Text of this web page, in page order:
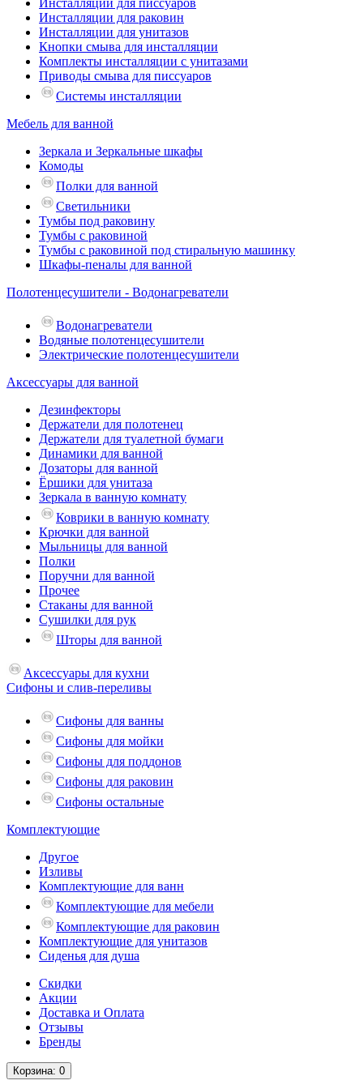
Инсталляции для писсуаров
Инсталляции для раковин
Инсталляции для унитазов
Кнопки смыва для инсталляции
Комплекты инсталляции с унитазами
Приводы смыва для писсуаров
Системы инсталляции
Мебель для ванной
Зеркала и Зеркальные шкафы
Комоды
Полки для ванной
Светильники
Тумбы под раковину
Тумбы с раковиной
Тумбы с раковиной под стиральную машинку
Шкафы-пеналы для ванной
Полотенцесушители - Водонагреватели
Водонагреватели
Водяные полотенцесушители
Электрические полотенцесушители
Аксессуары для ванной
Дезинфекторы
Держатели для полотенец
Держатели для туалетной бумаги
Динамики для ванной
Дозаторы для ванной
Ёршики для унитаза
Зеркала в ванную комнату
Коврики в ванную комнату
Крючки для ванной
Мыльницы для ванной
Полки
Поручни для ванной
Прочее
Стаканы для ванной
Сушилки для рук
Шторы для ванной
Аксессуары для кухни
Сифоны и слив-переливы
Сифоны для ванны
Сифоны для мойки
Сифоны для поддонов
Сифоны для раковин
Сифоны остальные
Комплектующие
Другое
Изливы
Комплектующие для ванн
Комплектующие для мебели
Комплектующие для раковин
Комплектующие для унитазов
Сиденья для душа
Скидки
Акции
Доставка и Оплата
Отзывы
Бренды
Корзина: 0